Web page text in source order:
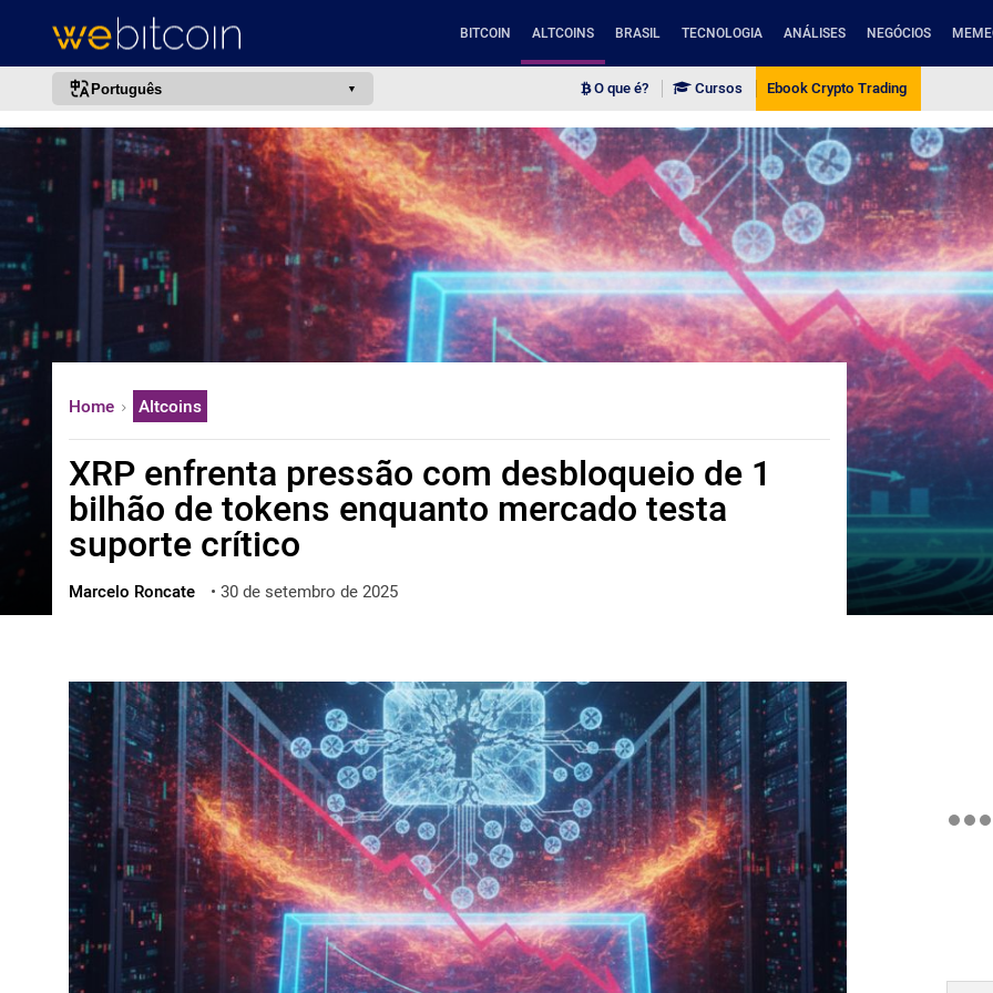
BITCOIN ALTCOINS BRASIL TECNOLOGIA ANÁLISES NEGÓCIOS
Português
português (BR)
english
español
français
italiano
deutsch
日本語
русский
한국어
العربية
ไทย
ქართული
O que é? Cursos Ebook Crypto Trading
Home Altcoins
XRP enfrenta pressão com desbloqueio de 1
bilhão de tokens enquanto mercado testa
suporte crítico
Marcelo Roncate • 30 de setembro de 2025